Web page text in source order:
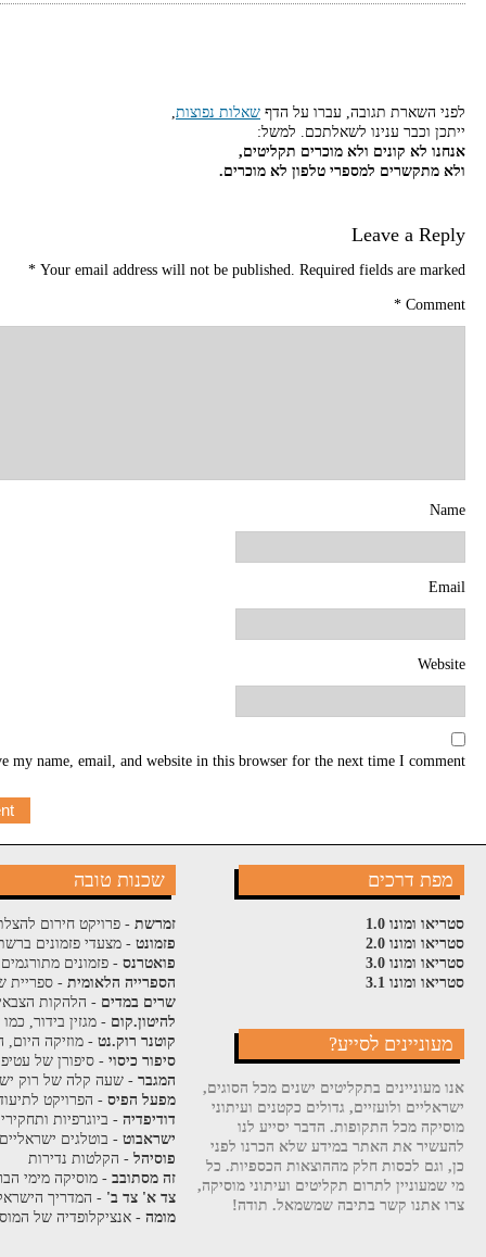
לפני השארת תגובה, עברו על הדף שאלות נפוצות,
ייתכן וכבר ענינו לשאלתכם. למשל:
אנחנו לא קונים ולא מוכרים תקליטים,
ולא מתקשרים למספרי טלפון לא מוכרים.
Leave a Reply
Your email address will not be published. Required fields are marked
*
Comment
*
Name
Email
Website
my name, email, and website in this browser for the next time I comment.
מפת דרכים
סטריאו ומונו 1.0
סטריאו ומונו 2.0
סטריאו ומונו 3.0
סטריאו ומונו 3.1
מעוניינים לסייע?
אנו מעוניינים בתקליטים ישנים מכל הסוגים,
ישראליים ולועזיים, גדולים כקטנים ועיתוני
מוסיקה מכל התקופות. הדבר יסייע לנו
להעשיר את האתר במידע שלא הכרנו לפני
כן, וגם לכסות חלק מההוצאות הכספיות. כל
מי שמעוניין לתרום תקליטים ועיתוני מוסיקה,
צרו אתנו קשר בתיבה שמשמאל. תודה!
שכנות טובה
זמרשת- פרויקט חירום
פזמונט- מצעדי פזמונים
פואטרנס- פזמונים
הספרייה הלאומית- ספריית
שרים במדים - הלהקות
להיטון.קום - מגזין בידור,
קוטנר רוק.נט- מוזיקה היום,
סיפור כיסוי- סיפורן של
המגבר- שעה קלה של רוק
מפעל הפיס- הפרויקט
דודיפדיה- ביוגרפיות
ישראבוט- בוטלגים ישראליים
פוסיהל- הקלטות נדירות
זה מסתובב- מוסיקה מימי
צד א' צד ב' - המדריך
מומה- אנציקלופדיה של